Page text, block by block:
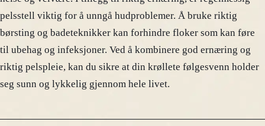
pelsstell viktig for å unngå hudproblemer. Å bruke riktig
børsting og badeteknikker kan forhindre floker som kan føre
til ubehag og infeksjoner. Ved å kombinere god ernæring og
riktig pelspleie, kan du sikre at din krøllete følgesvenn holder
seg sunn og lykkelig gjennom hele livet.